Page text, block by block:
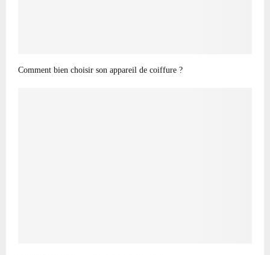
Comment bien choisir son appareil de coiffure ?